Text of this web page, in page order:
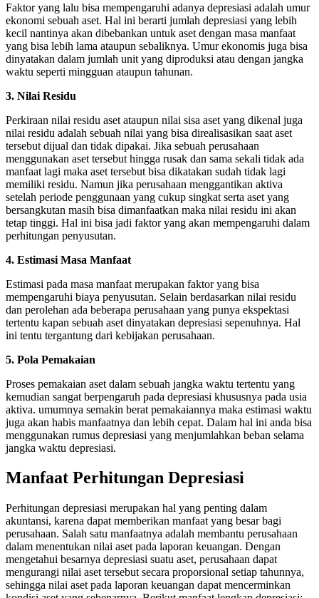
Faktor yang lalu bisa mempengaruhi adanya depresiasi adalah umur
ekonomi sebuah aset. Hal ini berarti jumlah depresiasi yang lebih
kecil nantinya akan dibebankan untuk aset dengan masa manfaat
yang bisa lebih lama ataupun sebaliknya. Umur ekonomis juga bisa
dinyatakan dalam jumlah unit yang diproduksi atau dengan jangka
waktu seperti mingguan ataupun tahunan.
3. Nilai Residu
Perkiraan nilai residu aset ataupun nilai sisa aset yang dikenal juga
nilai residu adalah sebuah nilai yang bisa direalisasikan saat aset
tersebut dijual dan tidak dipakai. Jika sebuah perusahaan
menggunakan aset tersebut hingga rusak dan sama sekali tidak ada
manfaat lagi maka aset tersebut bisa dikatakan sudah tidak lagi
memiliki residu. Namun jika perusahaan menggantikan aktiva
setelah periode penggunaan yang cukup singkat serta aset yang
bersangkutan masih bisa dimanfaatkan maka nilai residu ini akan
tetap tinggi. Hal ini bisa jadi faktor yang akan mempengaruhi dalam
perhitungan penyusutan.
4. Estimasi Masa Manfaat
Estimasi pada masa manfaat merupakan faktor yang bisa
mempengaruhi biaya penyusutan. Selain berdasarkan nilai residu
dan perolehan ada beberapa perusahaan yang punya ekspektasi
tertentu kapan sebuah aset dinyatakan depresiasi sepenuhnya. Hal
ini tentu tergantung dari kebijakan perusahaan.
5. Pola Pemakaian
Proses pemakaian aset dalam sebuah jangka waktu tertentu yang
kemudian sangat berpengaruh pada depresiasi khususnya pada usia
aktiva. umumnya semakin berat pemakaiannya maka estimasi waktu
juga akan habis manfaatnya dan lebih cepat. Dalam hal ini anda bisa
menggunakan rumus depresiasi yang menjumlahkan beban selama
jangka waktu depresiasi.
Manfaat Perhitungan Depresiasi
Perhitungan depresiasi merupakan hal yang penting dalam
akuntansi, karena dapat memberikan manfaat yang besar bagi
perusahaan. Salah satu manfaatnya adalah membantu perusahaan
dalam menentukan nilai aset pada laporan keuangan. Dengan
mengetahui besarnya depresiasi suatu aset, perusahaan dapat
mengurangi nilai aset tersebut secara proporsional setiap tahunnya,
sehingga nilai aset pada laporan keuangan dapat mencerminkan